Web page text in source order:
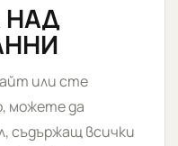
НАД
или сте
можете да
съдържащ всички